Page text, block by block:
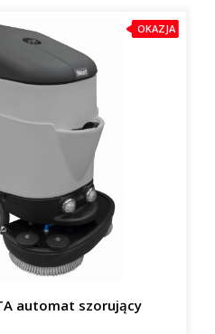
OKAZJA
automat szorujący